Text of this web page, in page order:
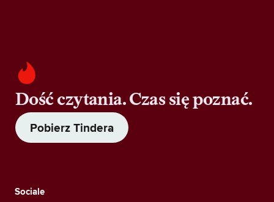
Dość czytania. Czas się poznać.
Pobierz Tindera
Sociale